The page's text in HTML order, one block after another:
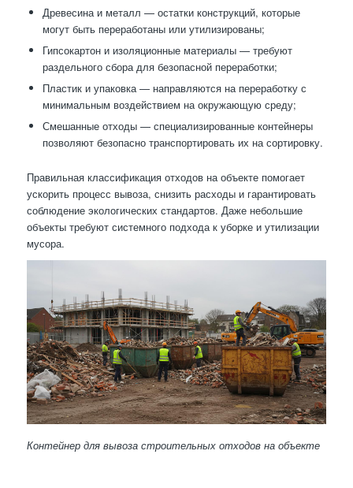
Древесина и металл — остатки конструкций, которые
могут быть переработаны или утилизированы;
Гипсокартон и изоляционные материалы — требуют
раздельного сбора для безопасной переработки;
Пластик и упаковка — направляются на переработку с
минимальным воздействием на окружающую среду;
Смешанные отходы — специализированные контейнеры
позволяют безопасно транспортировать их на сортировку.
Правильная классификация отходов на объекте помогает
ускорить процесс вывоза, снизить расходы и гарантировать
соблюдение экологических стандартов. Даже небольшие
объекты требуют системного подхода к уборке и утилизации
мусора.
Контейнер для вывоза строительных отходов на объекте